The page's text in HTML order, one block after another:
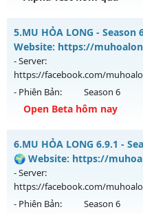
Kiểu reset: Reset In Game
Thể loại: Mu Nguyên bản
Antihack: Shark Shield
Mu Vĩnh Cửu - Săn Box
Mu mới ra tháng 08 2026 -
ngày 07/08/2626
Exp: 9999x - Drop: 90%
Kiểu reset: Reset In Game
Antihack: ICMPROTECT ✅
5.MU HỎA LONG - Season
Website: https://
- Server:
https://facebook.com/
- Phiên Bản: Season 6
Open Beta hôm nay
MU HỎA LONG - 🌍
Mu mới ra tháng 08 2026 -
https://facebook.com/
08/08/2626
Exp: 9999x - Drop: 99%
6.MU HỎA LONG 6.9.1 -
🌍 Website: https://
- Server:
https://facebook.com/
- Phiên Bản: Season 6